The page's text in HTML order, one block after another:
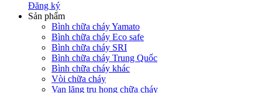
Đăng ký
Sản phẩm
Bình chữa cháy Yamato
Bình chữa cháy Eco safe
Bình chữa cháy SRI
Bình chữa cháy Trung Quốc
Bình chữa cháy khác
Vòi chữa cháy
Van lăng trụ họng chữa cháy